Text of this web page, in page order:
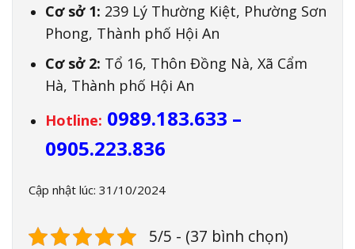
Cơ sở 1: 239 Lý Thường Kiệt, Phường Sơn
Phong, Thành phố Hội An
Cơ sở 2: Tổ 16, Thôn Đồng Nà, Xã Cẩm
Hà, Thành phố Hội An
Hotline: 0989.183.633 –
0905.223.836
Cập nhật lúc: 31/10/2024
5/5 - (37 bình chọn)